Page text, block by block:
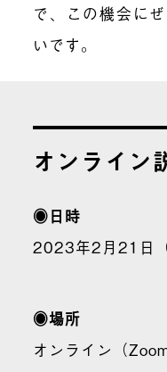
で、この機会に
いです。
オンライン
◉日時
2023年2月21日
◉場所
オンライン（